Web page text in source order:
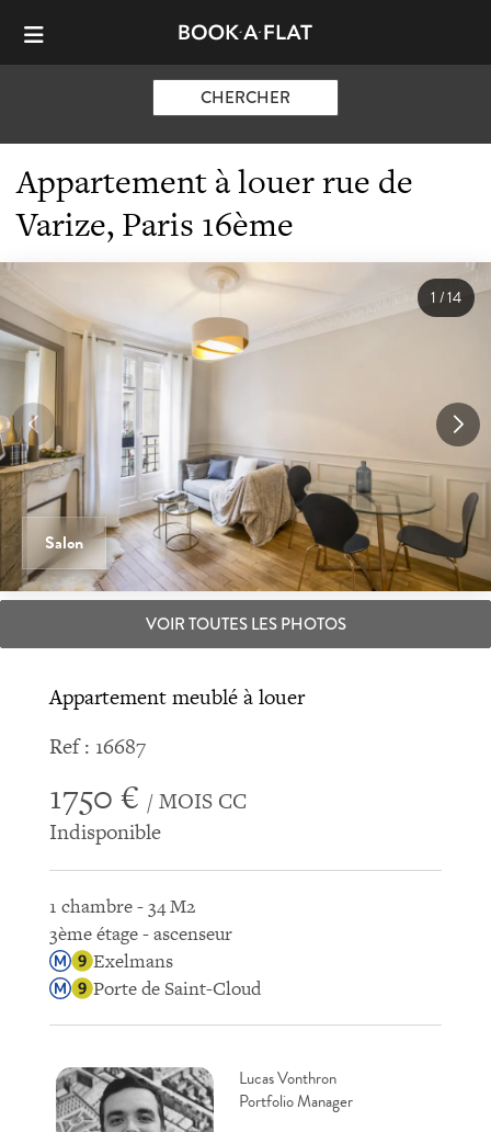
CHERCHER
Appartement à louer rue de
Varize, Paris 16ème
Salon
1/14
VOIR TOUTES LES PHOTOS
Appartement meublé à louer
Ref : 16687
1750 € / MOIS CC
Indisponible
1 chambre - 34 M2
3ème étage - ascenseur
Exelmans
Porte de Saint-Cloud
Lucas Vonthron
Portfolio Manager